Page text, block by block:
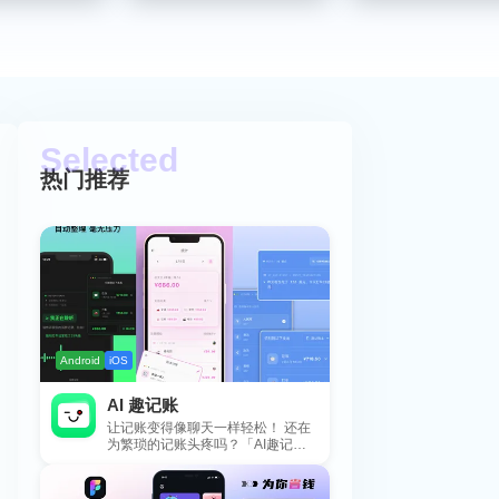
热门推荐
Android iOS
AI 趣记账
让记账变得像聊天一样轻松！ 还在
为繁琐的记账头疼吗？「AI趣记
账」来拯救你啦！这款智能记账工
具专为懒...